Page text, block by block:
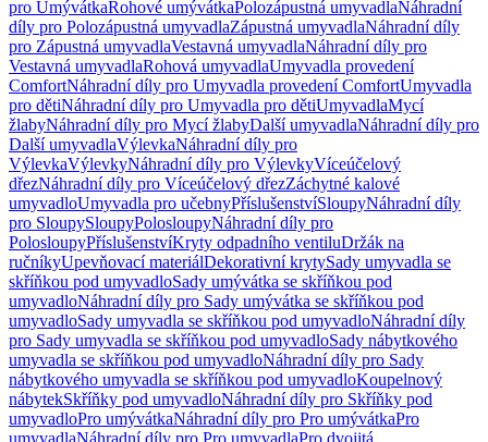
pro UmývátkaRohové umývátkaPolozápustná umyvadlaNáhradní
díly pro Polozápustná umyvadlaZápustná umyvadlaNáhradní díly
pro Zápustná umyvadlaVestavná umyvadlaNáhradní díly pro
Vestavná umyvadlaRohová umyvadlaUmyvadla provedení
ComfortNáhradní díly pro Umyvadla provedení ComfortUmyvadla
pro dětiNáhradní díly pro Umyvadla pro dětiUmyvadlaMycí
žlabyNáhradní díly pro Mycí žlabyDalší umyvadlaNáhradní díly pro
Další umyvadlaVýlevkaNáhradní díly pro
VýlevkaVýlevkyNáhradní díly pro VýlevkyVíceúčelový
dřezNáhradní díly pro Víceúčelový dřezZáchytné kalové
umyvadloUmyvadla pro učebnyPříslušenstvíSloupyNáhradní díly
pro SloupySloupyPolosloupyNáhradní díly pro
PolosloupyPříslušenstvíKryty odpadního ventiluDržák na
ručníkyUpevňovací materiálDekorativní krytySady umyvadla se
skříňkou pod umyvadloSady umývátka se skříňkou pod
umyvadloNáhradní díly pro Sady umývátka se skříňkou pod
umyvadloSady umyvadla se skříňkou pod umyvadloNáhradní díly
pro Sady umyvadla se skříňkou pod umyvadloSady nábytkového
umyvadla se skříňkou pod umyvadloNáhradní díly pro Sady
nábytkového umyvadla se skříňkou pod umyvadloKoupelnový
nábytekSkříňky pod umyvadloNáhradní díly pro Skříňky pod
umyvadloPro umývátkaNáhradní díly pro Pro umývátkaPro
umyvadlaNáhradní díly pro Pro umyvadlaPro dvojitá